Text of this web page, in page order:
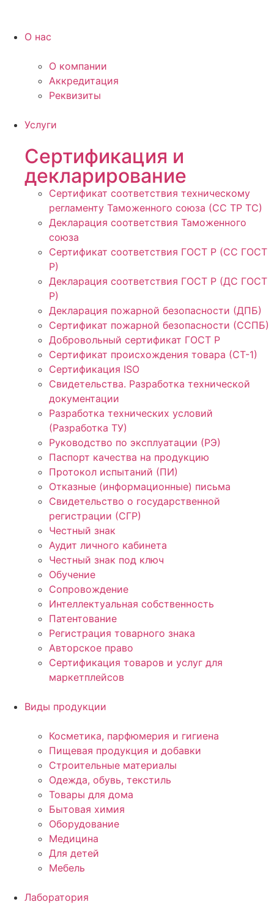
О нас
О компании
Аккредитация
Реквизиты
Услуги
Сертификация и
декларирование
Сертификат соответствия техническому
регламенту Таможенного союза (СС ТР ТС)
Декларация соответствия Таможенного
союза
Сертификат соответствия ГОСТ Р (СС ГОСТ
Р)
Декларация соответствия ГОСТ Р (ДС ГОСТ
Р)
Декларация пожарной безопасности (ДПБ)
Сертификат пожарной безопасности (ССПБ)
Добровольный сертификат ГОСТ Р
Сертификат происхождения товара (СТ-1)
Сертификация ISO
Свидетельства. Разработка технической
документации
Разработка технических условий
(Разработка ТУ)
Руководство по эксплуатации (РЭ)
Паспорт качества на продукцию
Протокол испытаний (ПИ)
Отказные (информационные) письма
Свидетельство о государственной
регистрации (СГР)
Честный знак
Аудит личного кабинета
Честный знак под ключ
Обучение
Сопровождение
Интеллектуальная собственность
Патентование
Регистрация товарного знака
Авторское право
Сертификация товаров и услуг для
маркетплейсов
Виды продукции
Косметика, парфюмерия и гигиена
Пищевая продукция и добавки
Строительные материалы
Одежда, обувь, текстиль
Товары для дома
Бытовая химия
Оборудование
Медицина
Для детей
Мебель
Лаборатория